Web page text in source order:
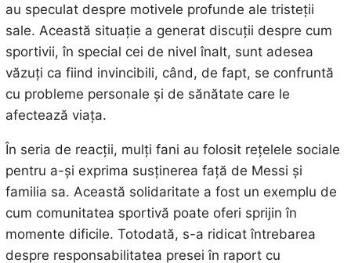
au speculat despre motivele profunde ale tristeții
sale. Această situație a generat discuții despre cum
sportivii, în special cei de nivel înalt, sunt adesea
văzuți ca fiind invincibili, când, de fapt, se confruntă
cu probleme personale și de sănătate care le
afectează viața.
În seria de reacții, mulți fani au folosit rețelele sociale
pentru a-și exprima susținerea față de Messi și
familia sa. Această solidaritate a fost un exemplu de
cum comunitatea sportivă poate oferi sprijin în
momente dificile. Totodată, s-a ridicat întrebarea
despre responsabilitatea presei în raport cu